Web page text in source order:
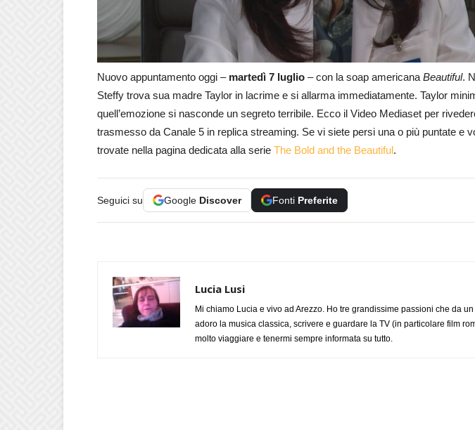
Nuovo appuntamento oggi – martedì 7 luglio – con la soap americana Beautiful.
Steffy trova sua madre Taylor in lacrime e si allarma immediatamente. Taylor
quell’emozione si nasconde un segreto terribile. Ecco il Video Mediaset per
trasmesso da Canale 5 in replica streaming. Se vi siete persi una o più puntate e
trovate nella pagina dedicata alla serie The Bold and the Beautiful.
Seguici su Google Discover Fonti Preferite
Lucia Lusi
Mi chiamo Lucia e vivo ad Arezzo. Ho tre grandissime passioni che da
adoro la musica classica, scrivere e guardare la TV (in particolare film
molto viaggiare e tenermi sempre informata su tutto.